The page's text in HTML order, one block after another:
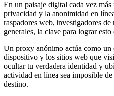
En un paisaje digital cada vez
privacidad y la anonimidad en
raspadores web, investigadores
generales, la clave para lograr esto
Un proxy anónimo actúa como un
dispositivo y los sitios web que
ocultar tu verdadera identidad y
actividad en línea sea imposible
destino.